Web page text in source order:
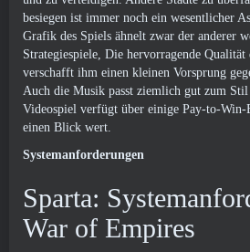
besiegen ist immer noch ein wesentlicher
Grafik des Spiels ähnelt zwar der anderer
Strategiespiele, Die hervorragende
verschafft ihm einen kleinen Vorsprung
Auch die Musik passt ziemlich gut zum
Videospiel verfügt über einige Pay-to-Win-
einen Blick wert.
Systemanforderungen
Sparta:
War of Empires